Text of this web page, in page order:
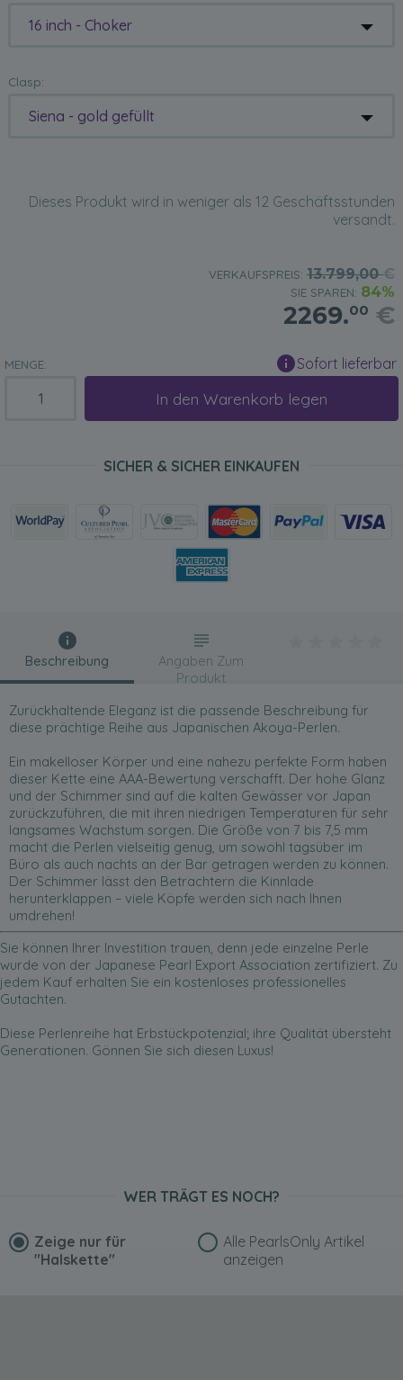
16 inch - Choker
Clasp:
Siena - gold gefüllt
Dieses Produkt wird in weniger als 12 Geschäftsstunden
versandt.
VERKAUFSPREIS: 13.799,00€
SIE SPAREN: 84%
2269.00 €
MENGE: Sofort lieferbar
In den Warenkorb legen
SICHER & SICHER EINKAUFEN
Beschreibung
Zurückhaltende Eleganz ist die passende Beschreibung für
diese prächtige Reihe aus Japanischen Akoya-Perlen.
Ein makelloser Körper und eine nahezu perfekte Form haben
dieser Kette eine AAA-Bewertung verschafft. Der hohe Glanz
und der Schimmer sind auf die kalten Gewässer vor Japan
zurückzuführen, die mit ihren niedrigen Temperaturen für sehr
langsames Wachstum sorgen. Die Größe von 7 bis 7,5 mm
macht die Perlen vielseitig genug, um sowohl tagsüber im
Büro als auch nachts an der Bar getragen werden zu können.
Der Schimmer lässt den Betrachtern die Kinnlade
herunterklappen – viele Köpfe werden sich nach Ihnen
umdrehen!
Sie können Ihrer Investition trauen, denn jede einzelne Perle
wurde von der Japanese Pearl Export Association zertifiziert. Zu
jedem Kauf erhalten Sie ein kostenloses professionelles
Gutachten.
Diese Perlenreihe hat Erbstückpotenzial; ihre Qualität übersteht
Generationen. Gönnen Sie sich diesen Luxus!
Angaben Zum
Produkt
WER TRÄGT ES NOCH?
Zeige nur für
"Halskette"
Alle PearlsOnly Artikel
anzeigen